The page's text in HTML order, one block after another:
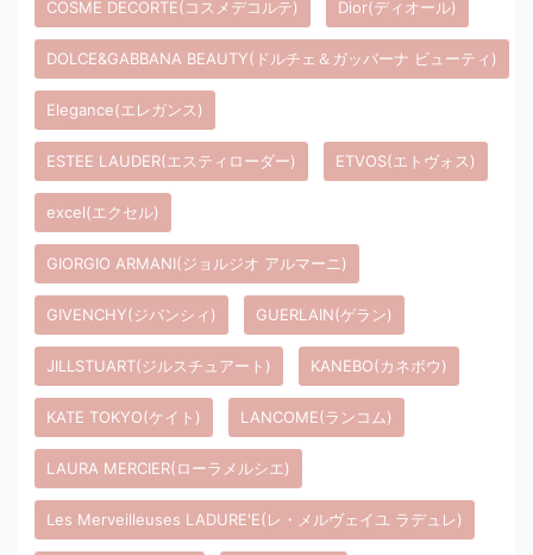
COSME DECORTE(コスメデコルテ) Dior(ディオール)
DOLCE&GABBANA BEAUTY(ドルチェ＆ガッバーナ ビューティ)
Elegance(エレガンス)
ESTEE LAUDER(エスティローダー) ETVOS(エトヴォス)
excel(エクセル)
GIORGIO ARMANI(ジョルジオ アルマーニ)
GIVENCHY(ジバンシィ) GUERLAIN(ゲラン)
JILLSTUART(ジルスチュアート) KANEBO(カネボウ)
KATE TOKYO(ケイト) LANCOME(ランコム)
LAURA MERCIER(ローラメルシエ)
Les Merveilleuses LADURE'E(レ・メルヴェイユ ラデュレ)